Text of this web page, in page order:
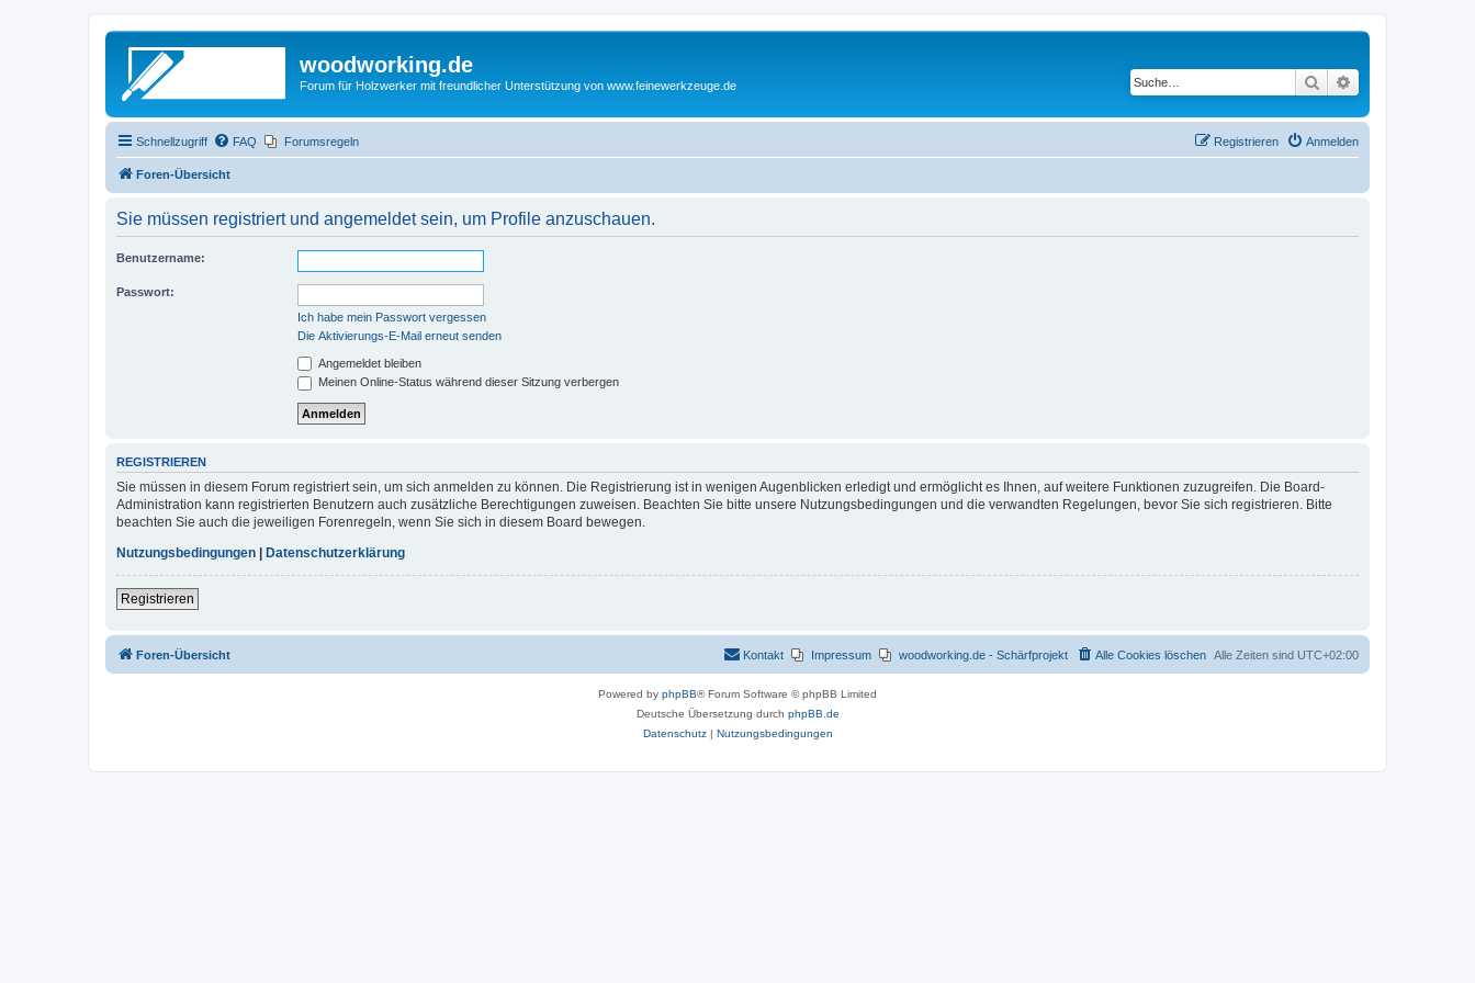
woodworking.de
Forum für Holzwerker mit freundlicher Unterstützung von www.feinewerkzeuge.de Suche
Schnellzugriff FAQ Forumsregeln Anmelden
Registrieren
Foren-Übersicht
Sie müssen registriert und angemeldet sein, um Profile anzuschauen.
Benutzername:
Passwort:
Ich habe mein Passwort vergessen
Die Aktivierungs-E-Mail erneut senden
Angemeldet bleiben
Meinen Online-Status während dieser Sitzung verbergen
REGISTRIEREN
Sie müssen in diesem Forum registriert sein, um sich anmelden zu können. Die Registrierung ist in wenigen Augenblicken erledigt und ermöglicht es Ihnen, auf weitere Funktionen zuzugreifen. Die Board-
Administration kann registrierten Benutzern auch zusätzliche Berechtigungen zuweisen. Beachten Sie bitte unsere Nutzungsbedingungen und die verwandten Regelungen, bevor Sie sich registrieren. Bitte
beachten Sie auch die jeweiligen Forenregeln, wenn Sie sich in diesem Board bewegen.
Nutzungsbedingungen
Datenschutzerklärung
Registrieren
Foren-Übersicht Alle Zeiten sind UTC+02:00
Alle Cookies löschen
woodworking.de - Schärfprojekt
Impressum
Kontakt
Powered by phpBB® Forum Software © phpBB Limited
Deutsche Übersetzung durch phpBB.de
Datenschutz| Nutzungsbedingungen